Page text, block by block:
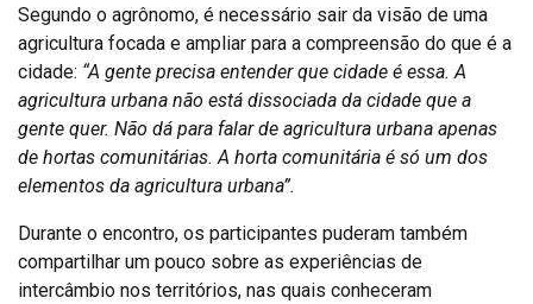
Segundo o agrônomo, é necessário sair da visão de uma
agricultura focada e ampliar para a compreensão do que é a
cidade: “A gente precisa entender que cidade é essa. A
agricultura urbana não está dissociada da cidade que a
gente quer. Não dá para falar de agricultura urbana apenas
de hortas comunitárias. A horta comunitária é só um dos
elementos da agricultura urbana”.
Durante o encontro, os participantes puderam também
compartilhar um pouco sobre as experiências de
intercâmbio nos territórios, nas quais conheceram